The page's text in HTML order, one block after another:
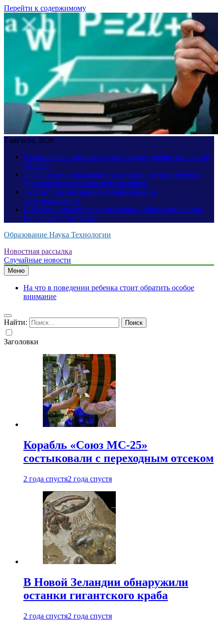
Перейти к содержимому
7 августа, 2026
Страховщики заявили о критическом уровне выплат по
ОСАГО
Для путешествий, шопинга и семьи: эти автомобили
удивили вместительным багажником
Эксперт оценил идею введения прав на
электросамокаты
В России начались продажи новых Volkswagen Passat
B9: по цене “китайца”
Образование Наука Технологии
Новостная рассылка
Случайные новости
Меню
На что в поведении ребенка стоит обратить особое
внимание
Найти:
Заголовки
Корабль «Союз МС-25»
состыковали с переходным отсеком
2 года спустя2 года спустя
В Новой Зеландии обнаружили
останки гигантского краба
2 года спустя2 года спустя